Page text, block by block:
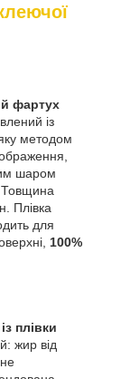
фартух
із
методом
шаром
Плівка
для
100%
плівки
жир від